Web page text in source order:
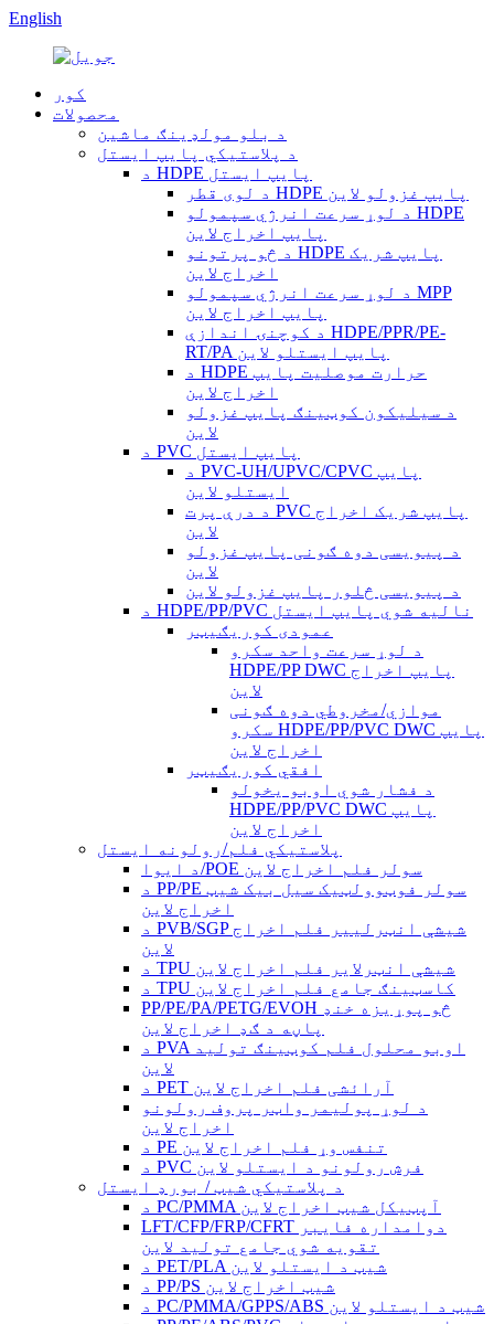
English
کور
محصولات
د بلو مولډینګ ماشین
د پلاستيکي پایپ ایستل
د HDPE پایپ ایستل
د لوی قطر HDPE پایپ غزولو لاین
د لوړ سرعت انرژي سپمولو HDPE
پایپ اخراج لاین
د څو پرتونو HDPE پایپ شریک
اخراج لاین
د لوړ سرعت انرژي سپمولو MPP
پایپ اخراج لاین
د کوچنۍ اندازې HDPE/PPR/PE-
RT/PA پایپ ایستلو لاین
د HDPE حرارت موصلیت پایپ
اخراج لاین
د سیلیکون کوټینګ پایپ غزولو
لاین
د PVC پایپ ایستل
د PVC-UH/UPVC/CPVC پایپ
ایستلو لاین
د درې پرت PVC پایپ شریک اخراج
لاین
د پیویسی دوه ګونی پایپ غزولو
لاین
د پیویسی څلور پایپ غزولو لاین
د HDPE/PP/PVC نالیه شوي پایپ ایستل
عمودی کوریګیټر
د لوړ سرعت واحد سکرو
HDPE/PP DWC پایپ اخراج
لاین
موازي/مخروطي دوه ګونی
سکرو HDPE/PP/PVC DWC پایپ
اخراج لاین
افقي کوریګیټر
د فشار شوي اوبو یخولو
HDPE/PP/PVC DWC پایپ
اخراج لاین
پلاستيکي فلم/رولونه ایستل
د ایوا/POE سولر فلم اخراج لاین
د PP/PE سولر فوټوولټیک سیل بیک شیټ
اخراج لاین
د PVB/SGP شیشې انټرلییر فلم اخراج
لاین
د TPU شیشې انټرلایر فلم اخراج لاین
د TPU کاسټینګ جامع فلم اخراج لاین
PP/PE/PA/PETG/EVOH څو پوړیزه خنډ
پاڼه د ګډ اخراج لاین
د PVA اوبو محلول فلم کوټینګ تولید
لاین
د PET آرائشی فلم اخراج لاین
د لوړ پولیمر واټر پروف رولونو
اخراج لاین
د PE تنفس وړ فلم اخراج لاین
د PVC فرش رولونو د ایستلو لاین
د پلاستيکي شیټ / بورډ ایستل
د PC/PMMA آپټیکل شیټ اخراج لاین
LFT/CFP/FRP/CFRT دوامداره فایبر
تقویه شوي جامع تولید لاین
د PET/PLA شیټ د ایستلو لاین
د PP/PS شیټ اخراج لاین
د PC/PMMA/GPPS/ABS شیټ د ایستلو لاین